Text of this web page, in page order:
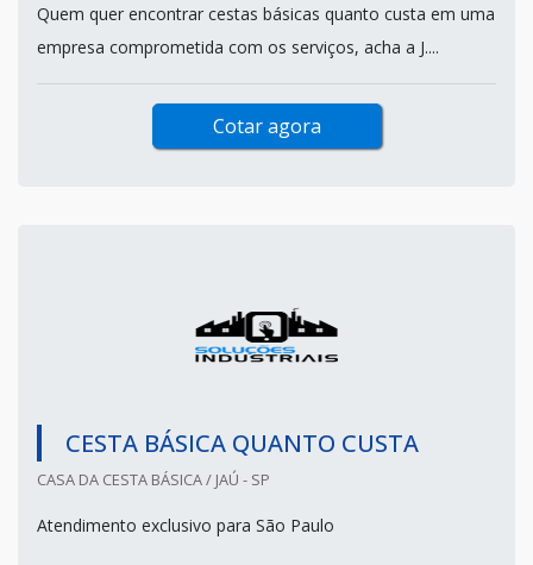
Quem quer encontrar cestas básicas quanto custa em uma
empresa comprometida com os serviços, acha a J....
Cotar agora
CESTA BÁSICA QUANTO CUSTA
CASA DA CESTA BÁSICA / JAÚ - SP
Atendimento exclusivo para São Paulo